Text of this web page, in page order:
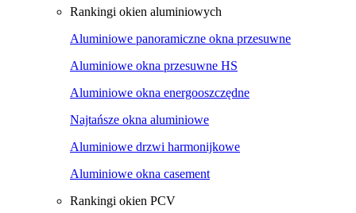
Rankingi okien aluminiowych
Aluminiowe panoramiczne okna przesuwne
Aluminiowe okna przesuwne HS
Aluminiowe okna energooszczędne
Najtańsze okna aluminiowe
Aluminiowe drzwi harmonijkowe
Aluminiowe okna casement
Rankingi okien PCV